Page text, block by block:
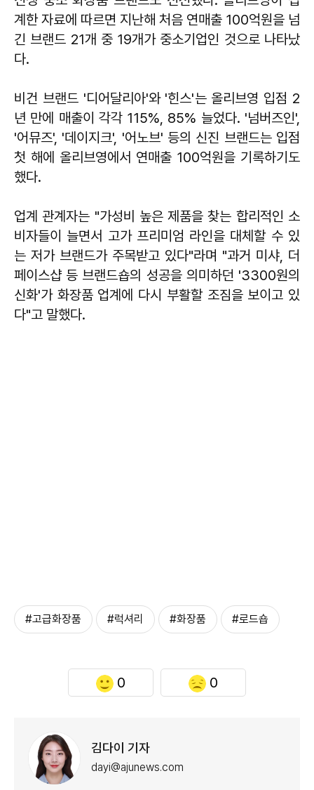
계한 자료에 따르면 지난해 처음 연매출 100억원을 넘
긴 브랜드 21개 중 19개가 중소기업인 것으로 나타났
다.
비건 브랜드 '디어달리아'와 '힌스'는 올리브영 입점 2
년 만에 매출이 각각 115%, 85% 늘었다. '넘버즈인',
'어뮤즈', '데이지크', '어노브' 등의 신진 브랜드는 입점
첫 해에 올리브영에서 연매출 100억원을 기록하기도
했다.
업계 관계자는 "가성비 높은 제품을 찾는 합리적인 소
비자들이 늘면서 고가 프리미엄 라인을 대체할 수 있
는 저가 브랜드가 주목받고 있다"라며 "과거 미샤, 더
페이스샵 등 브랜드숍의 성공을 의미하던 '3300원의
신화'가 화장품 업계에 다시 부활할 조짐을 보이고 있
다"고 말했다.
#고급화장품 #럭셔리 #화장품 #로드숍
0 0
김다이 기자
dayi@ajunews.com